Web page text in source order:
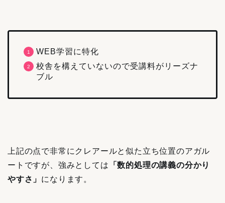
WEB学習に特化
校舎を構えていないので受講料がリーズナ
ブル
上記の点で非常にクレアールと似た立ち位置のアガル
ートですが、強みとしては 「数的処理の講義の分かり
やすさ」 になります。